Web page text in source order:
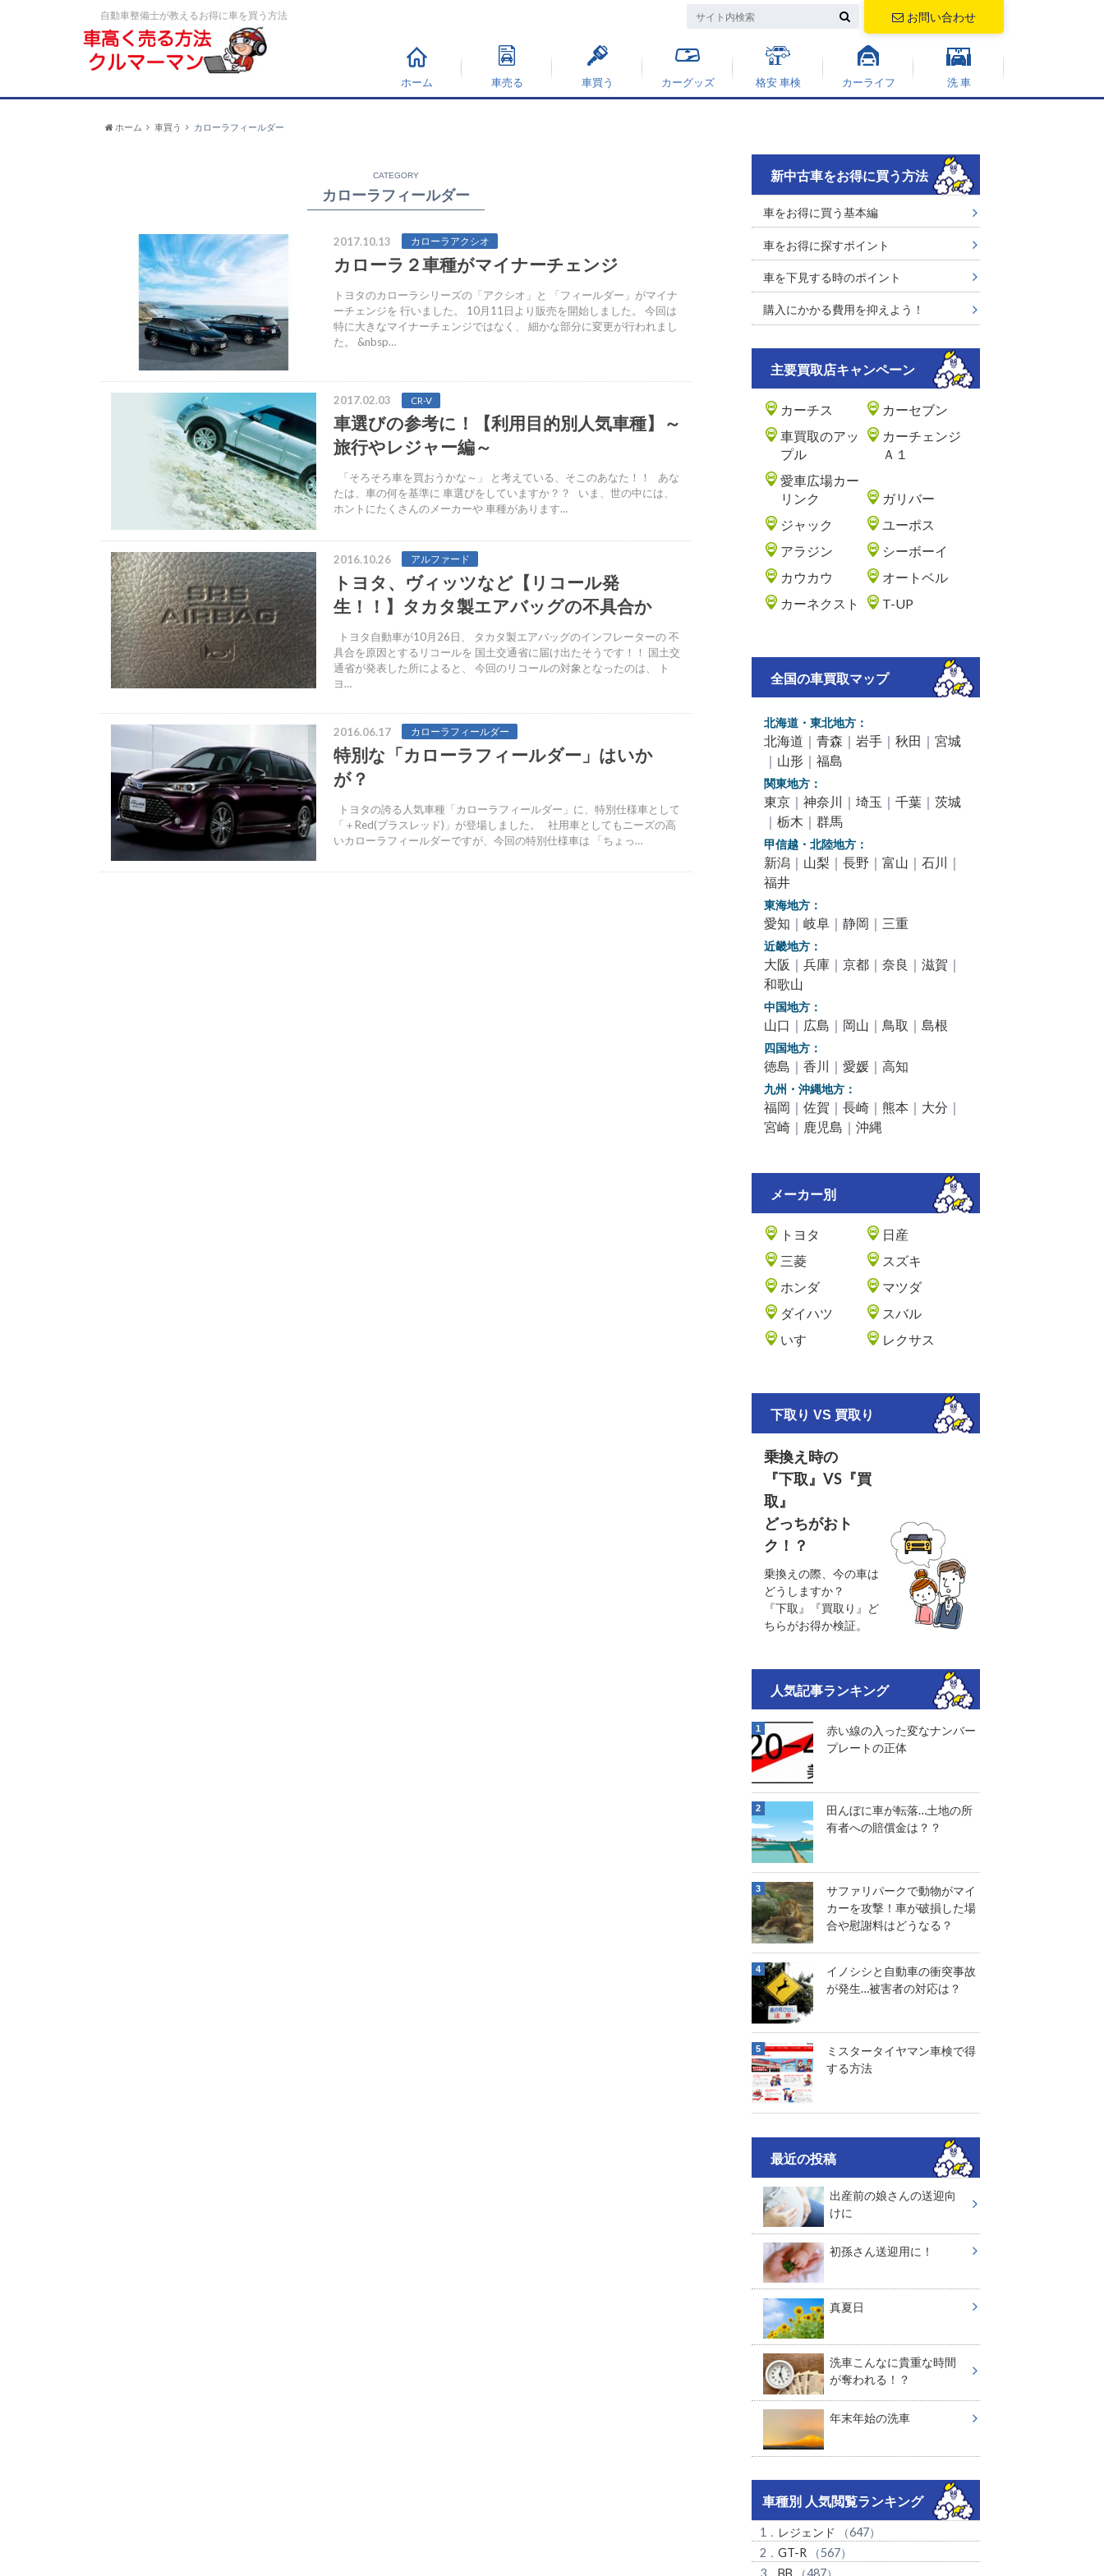
自動車整備士が教えるお得に車を買う方法 お問い合わせ
ホーム 車売る 車買う カーグッズ 格安 車検 カーライフ 洗 車
ホーム 車買う カローラフィールダー
CATEGORY
カローラフィールダー
2017.10.13 カローラアクシオ
カローラ２車種がマイナーチェンジ
トヨタのカローラシリーズの「アクシオ」と 「フィールダー」がマイナ
ーチェンジを 行いました。 10月11日より販売を開始しました。 今回は
特に大きなマイナーチェンジではなく、 細かな部分に変更が行われまし
た。 &nbsp…
2017.02.03 CR-V
車選びの参考に！【利用目的別人気車種】～
旅行やレジャー編～
「そろそろ車を買おうかな～」 と考えている、そこのあなた！！ あな
たは、車の何を基準に 車選びをしていますか？？ いま、世の中には、
ホントにたくさんのメーカーや 車種があります…
2016.10.26 アルファード
トヨタ、ヴィッツなど【リコール発
生！！】タカタ製エアバッグの不具合か
トヨタ自動車が10月26日、 タカタ製エアバッグのインフレーターの 不
具合を原因とするリコールを 国土交通省に届け出たそうです！！ 国土交
通省が発表した所によると、 今回のリコールの対象となったのは、 ト
ヨ…
2016.06.17 カローラフィールダー
特別な「カローラフィールダー」はいか
が？
トヨタの誇る人気車種「カローラフィールダー」に、特別仕様車として
「＋Red(プラスレッド)」が登場しました。 社用車としてもニーズの高
いカローラフィールダーですが、今回の特別仕様車は 「ちょっ…
新中古車をお得に買う方法
車をお得に買う基本編
車をお得に探すポイント
車を下見する時のポイント
購入にかかる費用を抑えよう！
主要買取店キャンペーン
カーチス
カーセブン
車買取のアッ
プル
カーチェンジ
Ａ１
愛車広場カー
リンク
ガリバー
ジャック
ユーポス
アラジン
シーボーイ
カウカウ
オートベル
カーネクスト
T-UP
全国の車買取マップ
北海道・東北地方：
北海道 ｜ 青森 ｜ 岩手｜ 秋田 ｜ 宮城
｜ 山形｜ 福島
関東地方：
東京｜ 神奈川 ｜ 埼玉 ｜ 千葉｜ 茨城
｜ 栃木 ｜ 群馬
甲信越・北陸地方：
新潟 ｜ 山梨 ｜ 長野 ｜ 富山 ｜ 石川 ｜
福井
東海地方：
愛知 ｜ 岐阜｜ 静岡 ｜ 三重
近畿地方：
大阪 ｜ 兵庫｜ 京都｜ 奈良 ｜ 滋賀 ｜
和歌山
中国地方：
山口 ｜ 広島 ｜ 岡山 ｜ 鳥取 ｜ 島根
四国地方：
徳島 ｜ 香川 ｜ 愛媛｜ 高知
九州・沖縄地方：
福岡 ｜ 佐賀 ｜ 長崎｜ 熊本 ｜ 大分 ｜
宮崎｜ 鹿児島 ｜ 沖縄
メーカー別
トヨタ
日産
三菱
スズキ
ホンダ
マツダ
ダイハツ
スバル
いすゞ
レクサス
下取り VS 買取り
乗換え時の
『下取』VS『買
取』
どっちがおト
ク！？
乗換えの際、今の車は
どうしますか？
『下取』『買取り』ど
ちらがお得か検証。
人気記事ランキング
赤い線の入った変なナンバー
プレートの正体
田んぼに車が転落…土地の所
有者への賠償金は？？
サファリパークで動物がマイ
カーを攻撃！車が破損した場
合や慰謝料はどうなる？
イノシシと自動車の衝突事故
が発生…被害者の対応は？
ミスタータイヤマン車検で得
する方法
最近の投稿
出産前の娘さんの送迎向
けに
初孫さん送迎用に！
真夏日
洗車こんなに貴重な時間
が奪われる！？
年末年始の洗車
車種別 人気閲覧ランキング
1． レジェンド
（647）
2． GT-R （567）